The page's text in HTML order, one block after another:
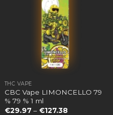
THC VAPE
CBC Vape LIMONCELLO 79
% 79 % 1 ml
€29.97 – €127.38Preisspanne: